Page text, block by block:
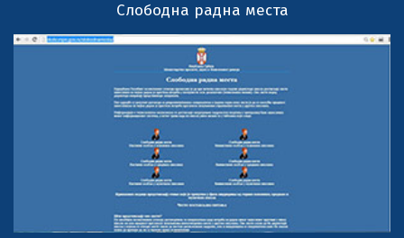
Слободна радна места